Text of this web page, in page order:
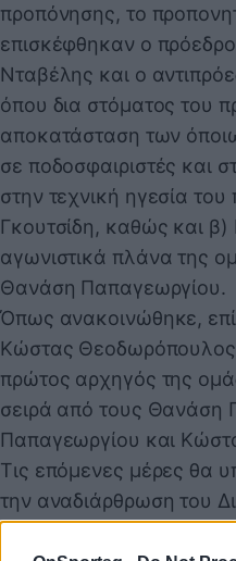
προπόνησης, το
επισκέφθηκαν ο
Νταβέλης και ο
όπου δια στόματος του
αποκατάσταση των
σε ποδοσφαιριστές και
στην τεχνική ηγεσία
Γκουτσίδη, καθώς και
αγωνιστικά πλάνα της
Θανάση Παπαγεωργίου.
Όπως ανακοινώθηκε,
Κώστας Θεοδωρόπουλος
πρώτος αρχηγός της
σειρά από τους Θανάση
Παπαγεωργίου και
Τις επόμενες μέρες θα
την αναδιάρθρωση του
ΠΑΕ, με την ταυτόχρονη